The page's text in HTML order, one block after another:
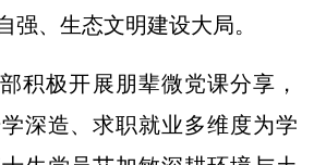
强、生态文明建设大局。
积极开展朋辈微党课分享，
深造、求职就业多维度为学